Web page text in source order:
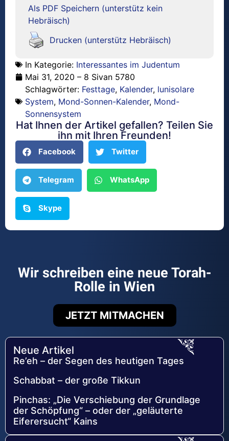
Als PDF Speichern (unterstütz kein
Hebräisch)
Drucken (unterstütz Hebräisch)
In Kategorie: Interessantes im Judentum
Mai 31, 2020 – 8 Sivan 5780
Schlagwörter: Festtage, Kalender, lunisolare
System, Mond-Sonnen-Kalender, Mond-
Sonnensystem
Hat Ihnen der Artikel gefallen? Teilen Sie
ihn mit Ihren Freunden!
Facebook Twitter
Telegram WhatsApp
Skype
Wir schreiben eine neue Torah-
Rolle in Wien
JETZT MITMACHEN
Neue Artikel
Re’eh – der Segen des heutigen Tages
Schabbat – der große Tikkun
Pinchas: „Die Verschiebung der Grundlage
der Schöpfung“ – oder der „geläuterte
Eiferersucht“ Kains